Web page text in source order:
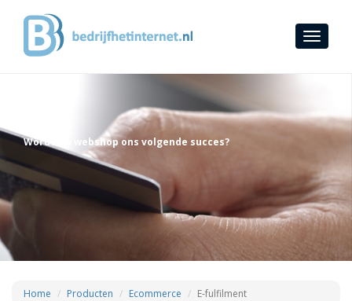
Toggle
Wordt uw webshop ons volgende succes?
Home Producten Ecommerce E-fulfilment